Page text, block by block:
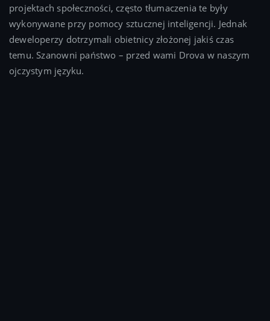
projektach społeczności, często tłumaczenia te były
wykonywane przy pomocy sztucznej inteligencji. Jednak
deweloperzy dotrzymali obietnicy złożonej jakiś czas
temu. Szanowni państwo – przed wami Drova w naszym
ojczystym języku.